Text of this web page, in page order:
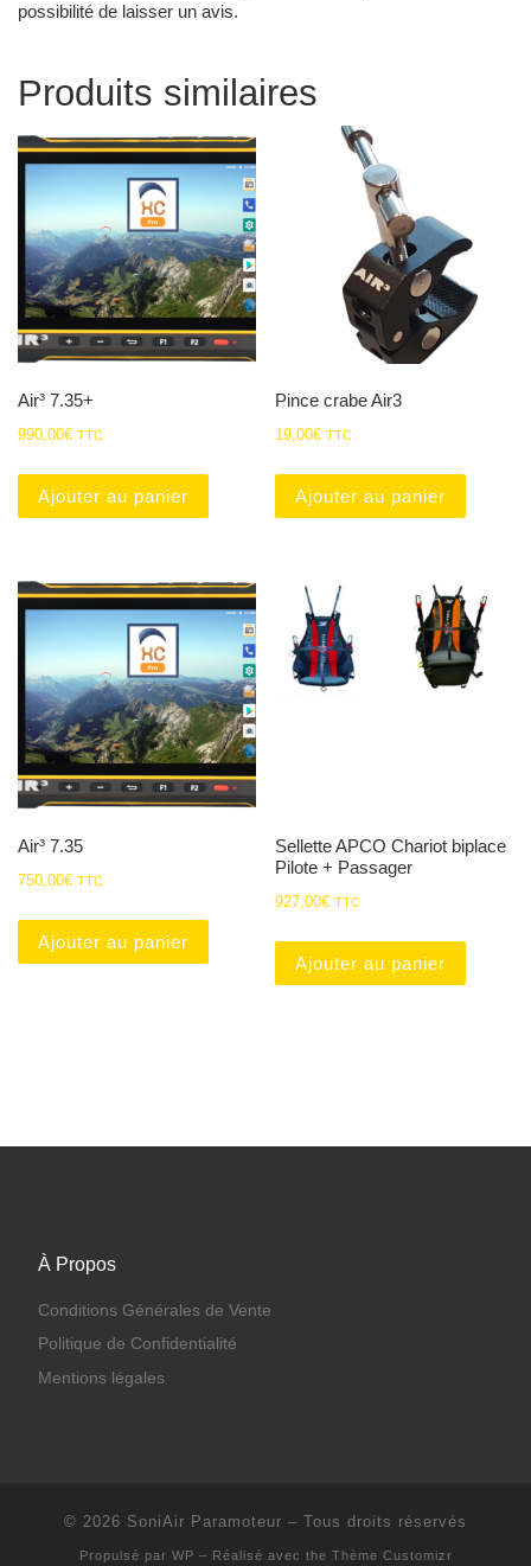
possibilité de laisser un avis.
Produits similaires
Air³ 7.35+
990,00€ TTC
Ajouter au panier
Pince crabe Air3
19,00€ TTC
Ajouter au panier
Air³ 7.35
750,00€ TTC
Ajouter au panier
Sellette APCO Chariot biplace
Pilote + Passager
927,00€ TTC
Ajouter au panier
À Propos
Conditions Générales de Vente
Politique de Confidentialité
Mentions légales
© 2026 SoniAir Paramoteur – Tous droits réservés
Propulsé par WP – Réalisé avec the Thème Customizr